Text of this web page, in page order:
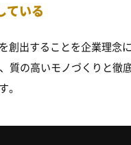
ている
創出することを企業理念
質の高いモノづくりと